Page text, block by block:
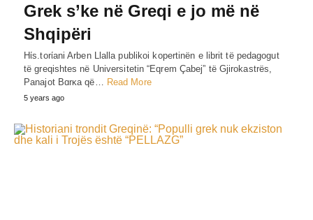
Grek s’ke në Greqi e jo më në
Shqipëri
Hίs.torίani Arben Llalla publikoi kopertinën e librit të pedagogut
të greqishtes në Universitetin “Eqrem Çabej” të Gjirokastrës,
Panajot Bɑrκa që… Read More
5 years ago